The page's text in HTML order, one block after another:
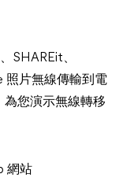
SHAREit、
照片無線傳輸到電
為您演示無線轉移
網站